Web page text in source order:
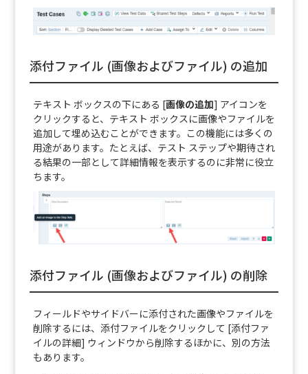
添付ファイル (画像およびファイル) の追加
テキスト ボックスの下にある [画像の追加] アイコンを
クリックすると、テキスト ボックスに画像やファイルを
追加して埋め込むことができます。この機能には多くの
用途があります。たとえば、テスト ステップや期待され
る結果の一部として詳細情報を表示するのに非常に役立
ちます。
添付ファイル (画像およびファイル) の削除
フィールドやサイドバーに添付された画像やファイルを
削除するには、添付ファイルをクリックして [添付ファ
イルの詳細] ウィンドウから削除するほかに、別の方法
もあります。